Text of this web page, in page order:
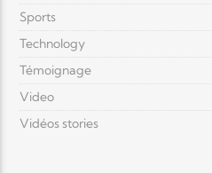
Sports
Technology
Témoignage
Video
Vidéos stories